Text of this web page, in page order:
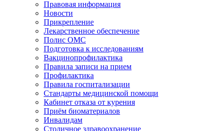
Правовая информация
Новости
Прикрепление
Лекарственное обеспечение
Полис ОМС
Подготовка к исследованиям
Вакцинопрофилактика
Правила записи на прием
Профилактика
Правила госпитализации
Стандарты медицинской помощи
Кабинет отказа от курения
Приём биоматериалов
Инвалидам
Столичное здравоохранение